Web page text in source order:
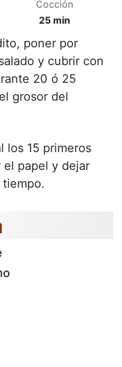
Cocción
25 min
poner por
y cubrir con
20 ó 25
grosor del
los 15 primeros
papel y dejar